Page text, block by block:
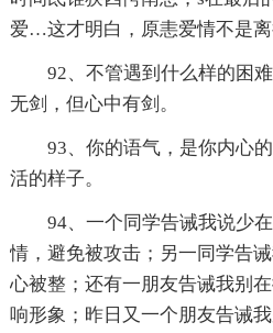
爱…这才明白，原恚爱情不是
92、不管遇到什么样的困
无剑，但心中有剑。
93、你的语气，是你内心
活的样子。
94、一个同学告诫我说少
情，避免被攻击；另一同学告
心被整；还有一朋友告诫我别
响形象；昨日又一个朋友告诫